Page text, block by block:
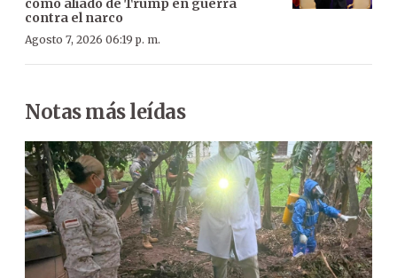
como aliado de Trump en guerra
contra el narco
Agosto 7, 2026 06:19 p. m.
Notas más leídas